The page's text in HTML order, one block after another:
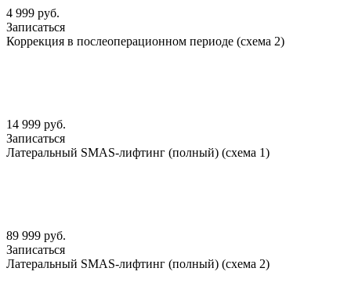
4 999 руб.
Записаться
Коррекция в послеоперационном периоде (схема 2)
14 999 руб.
Записаться
Латеральный SMАS-лифтинг (полный) (схема 1)
89 999 руб.
Записаться
Латеральный SMАS-лифтинг (полный) (схема 2)